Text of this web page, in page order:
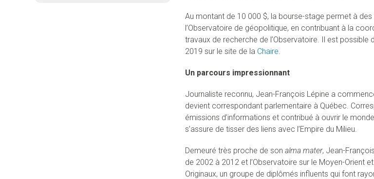
Au montant de 10 000 $, la bourse-stage permet à
l’Observatoire de géopolitique, en contribuant à la
travaux de recherche de l’Observatoire. Il est possible
2019 sur le site de la Chaire.
Un parcours impressionnant
Journaliste reconnu, Jean-François Lépine a
devient correspondant parlementaire à Québec.
émissions d’informations et contribué à ouvrir le
s’assure de tisser des liens avec l’Empire du Milieu.
Demeuré très proche de son alma mater, Jean-
de 2002 à 2012 et l’Observatoire sur le Moyen-Orient
Originaux, un groupe de diplômés influents qui font